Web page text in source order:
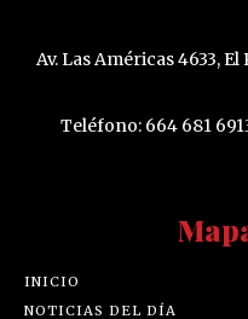
Av. Las Américas 4633, El
Teléfono: 664 681
INICIO
NOTICIAS DEL DÍA